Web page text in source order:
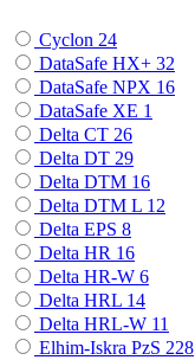
Cyclon 24
DataSafe HX+ 32
DataSafe NPX 16
DataSafe XE 1
Delta CT 26
Delta DT 29
Delta DTM 16
Delta DTM L 12
Delta EPS 8
Delta HR 16
Delta HR-W 6
Delta HRL 14
Delta HRL-W 11
Elhim-Iskra PzS 228